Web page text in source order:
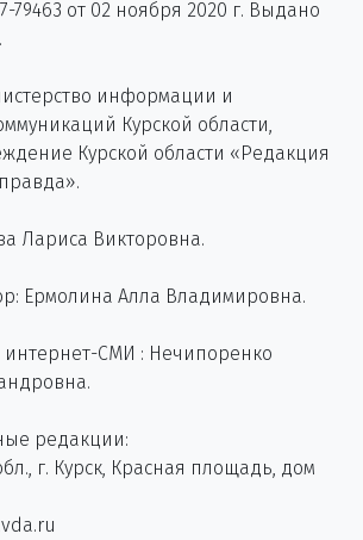
от 02 ноября 2020 г. Выдано
информации и
Курской области,
Курской области «Редакция
Лариса Викторовна.
Ермолина Алла Владимировна.
интернет-СМИ : Нечипоренко
редакции:
г. Курск, Красная площадь, дом